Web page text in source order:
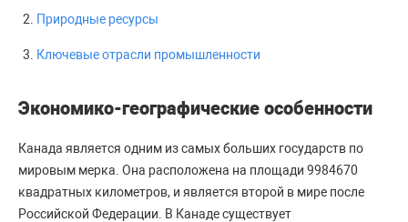
Природные ресурсы
Ключевые отрасли промышленности
Экономико-географические особенности
Канада является одним из самых больших государств по
мировым мерка. Она расположена на площади 9984670
квадратных километров, и является второй в мире после
Российской Федерации. В Канаде существует